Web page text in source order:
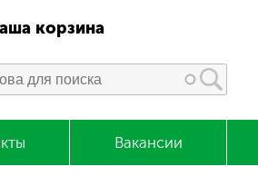
корзина
Вакансии